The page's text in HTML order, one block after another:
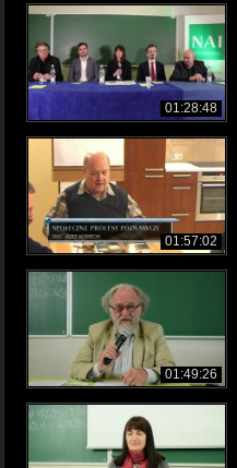
01:28:48
01:57:02
01:49:26